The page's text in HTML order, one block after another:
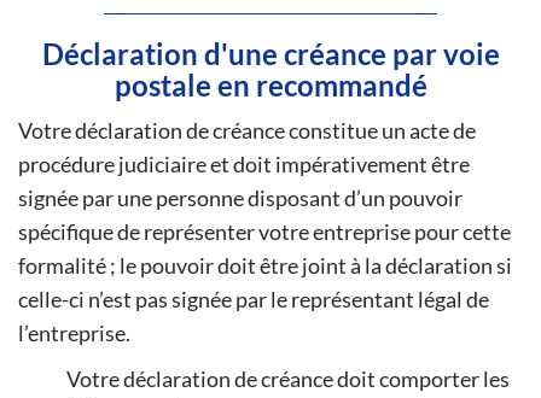
Déclaration d'une créance par voie
postale en recommandé
Votre déclaration de créance constitue un acte de
procédure judiciaire et doit impérativement être
signée par une personne disposant d’un pouvoir
spécifique de représenter votre entreprise pour cette
formalité ; le pouvoir doit être joint à la déclaration si
celle-ci n’est pas signée par le représentant légal de
l’entreprise.
Votre déclaration de créance doit comporter les